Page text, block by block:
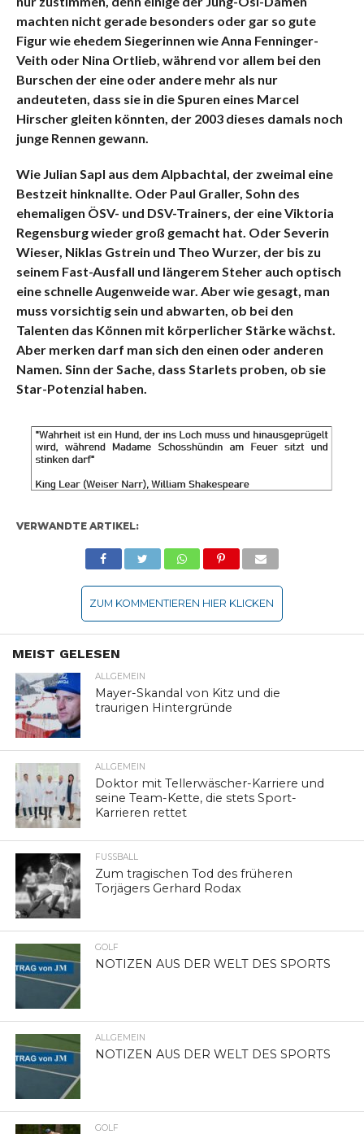
machten nicht gerade besonders oder gar so gute
Figur wie ehedem Siegerinnen wie Anna Fenninger-
Veith oder Nina Ortlieb, während vor allem bei den
Burschen der eine oder andere mehr als nur
andeuteten, dass sie in die Spuren eines Marcel
Hirscher gleiten könnten, der 2003 dieses damals noch
junge Rennen gewann.
Wie Julian Sapl aus dem Alpbachtal, der zweimal eine
Bestzeit hinknallte. Oder Paul Graller, Sohn des
ehemaligen ÖSV- und DSV-Trainers, der eine Viktoria
Regensburg wieder groß gemacht hat. Oder Severin
Wieser, Niklas Gstrein und Theo Wurzer, der bis zu
seinem Fast-Ausfall und längerem Steher auch optisch
eine schnelle Augenweide war. Aber wie gesagt, man
muss vorsichtig sein und abwarten, ob bei den
Talenten das Können mit körperlicher Stärke wächst.
Aber merken darf man sich den einen oder anderen
Namen. Sinn der Sache, dass Starlets proben, ob sie
Star-Potenzial haben.
VERWANDTE ARTIKEL:
ZUM KOMMENTIEREN HIER KLICKEN
MEIST GELESEN
ALLGEMEIN
Mayer-Skandal von Kitz und die
traurigen Hintergründe
ALLGEMEIN
Doktor mit Tellerwäscher-Karriere und
seine Team-Kette, die stets Sport-
Karrieren rettet
FUSSBALL
Zum tragischen Tod des früheren
Torjägers Gerhard Rodax
GOLF
NOTIZEN AUS DER WELT DES SPORTS
ALLGEMEIN
NOTIZEN AUS DER WELT DES SPORTS
GOLF